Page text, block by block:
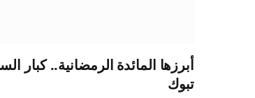
أبرزها المائدة الرمضانية..
تبوك